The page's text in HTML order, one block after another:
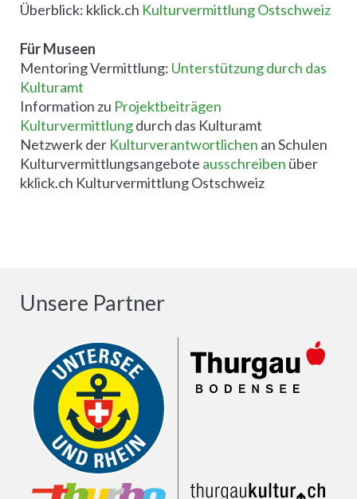
Überblick: kklick.ch Kulturvermittlung Ostschweiz
Für Museen
Mentoring Vermittlung: Unterstützung durch das
Kulturamt
Information zu Projektbeiträgen
Kulturvermittlungdurch das Kulturamt
Netzwerk der Kulturverantwortlichen an Schulen
Kulturvermittlungsangebote ausschreiben über
kklick.ch Kulturvermittlung Ostschweiz
Unsere Partner